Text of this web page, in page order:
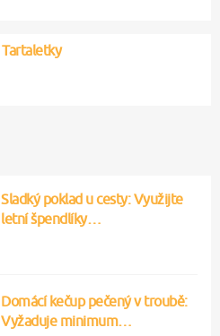
Tartaletky
Sladký poklad u cesty: Využijte
letní špendlíky…
Domácí kečup pečený v troubě:
Vyžaduje minimum…